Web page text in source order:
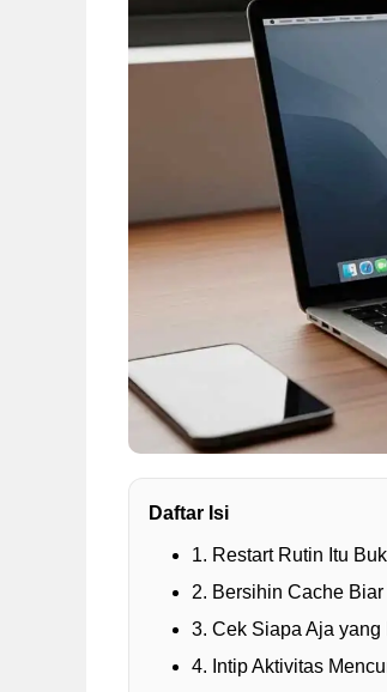
Daftar Isi
1. Restart Rutin Itu
2. Bersihin Cache
3. Cek Siapa Aja
4. Intip Aktivitas